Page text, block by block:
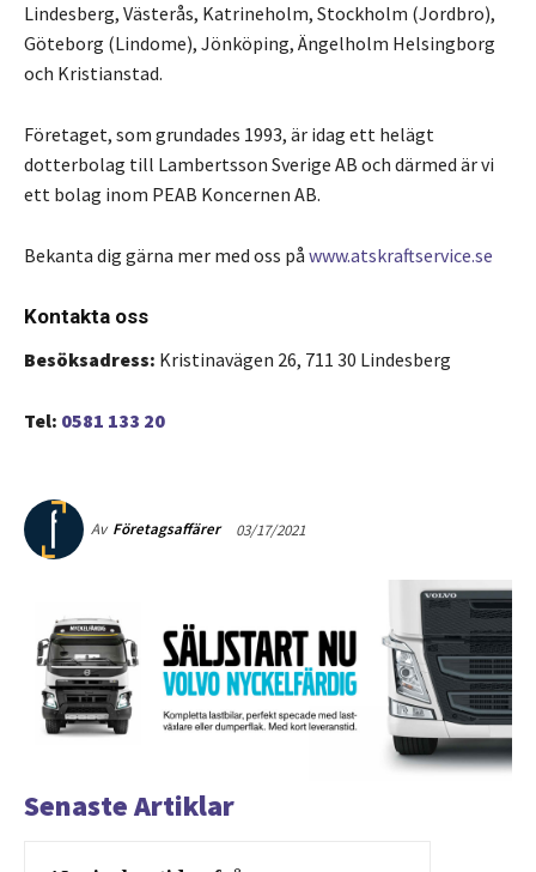
Lindesberg, Västerås, Katrineholm, Stockholm (Jordbro),
Göteborg (Lindome), Jönköping, Ängelholm Helsingborg
och Kristianstad.
Företaget, som grundades 1993, är idag ett helägt
dotterbolag till Lambertsson Sverige AB och därmed är vi
ett bolag inom PEAB Koncernen AB.
Bekanta dig gärna mer med oss på www.atskraftservice.se
Kontakta oss
Besöksadress: Kristinavägen 26, 711 30 Lindesberg
Tel: 0581 133 20
Av Företagsaffärer 03/17/2021
Senaste Artiklar